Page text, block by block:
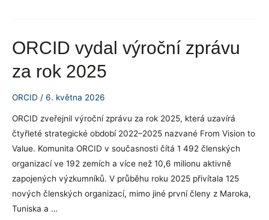
číslech
ORCID vydal výroční zprávu
za rok 2025
ORCID / 6. května 2026
ORCID zveřejnil výroční zprávu za rok 2025, která uzavírá
čtyřleté strategické období 2022–2025 nazvané From Vision to
Value. Komunita ORCID v současnosti čítá 1 492 členských
organizací ve 192 zemích a více než 10,6 milionu aktivně
zapojených výzkumníků. V průběhu roku 2025 přivítala 125
nových členských organizací, mimo jiné první členy z Maroka,
Tuniska a …